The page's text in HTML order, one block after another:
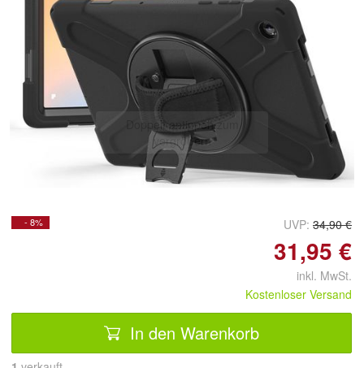
Doppelt antippen zum
vergrößern
- 8% UVP: 34,90 €
31,95 €
inkl. MwSt.
Kostenloser Versand
In den Warenkorb